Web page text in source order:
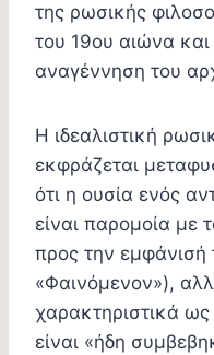
της ρωσικής
του 19ου αιώνα
αναγέννηση του
Η ιδεαλιστική
εκφράζεται
ότι η ουσία ενός
είναι παρομοία με
προς την εμφάνισή
«Φαινόμενον»),
χαρακτηριστικά ως
είναι «ήδη